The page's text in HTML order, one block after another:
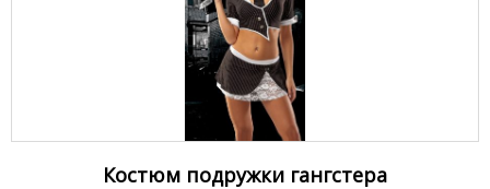
Костюм подружки гангстера